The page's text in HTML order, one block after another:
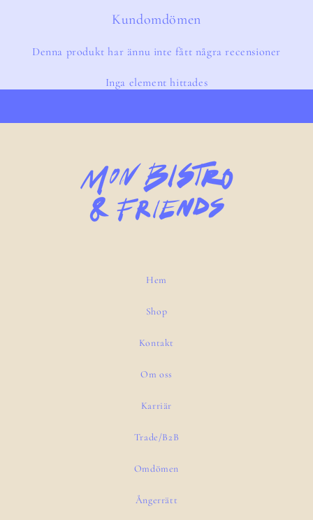
Kundomdömen
Denna produkt har ännu inte fått några recensioner
Inga element hittades
Hem
Shop
Kontakt
Om oss
Karriär
Trade/B2B
Omdömen
Ångerrätt